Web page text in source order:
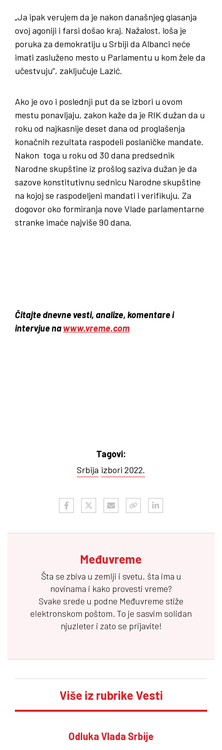
„Ja ipak verujem da je nakon današnjeg glasanja
ovoj agoniji i farsi došao kraj. Nažalost, loša je
poruka za demokratiju u Srbiji da Albanci neće
imati zasluženo mesto u Parlamentu u kom žele da
učestvuju“, zaključuje Lazić.
Ako je ovo i poslednji put da se izbori u ovom
mestu ponavljaju, zakon kaže da je RIK dužan da u
roku od najkasnije deset dana od proglašenja
konačnih rezultata raspodeli poslaničke mandate.
Nakon toga u roku od 30 dana predsednik
Narodne skupštine iz prošlog saziva dužan je da
sazove konstitutivnu sednicu Narodne skupštine
na kojoj se raspodeljeni mandati i verifikuju. Za
dogovor oko formiranja nove Vlade parlamentarne
stranke imaće najviše 90 dana.
Čitajte dnevne vesti, analize, komentare i
intervjue nawww.vreme.com
Tagovi:
Srbija izbori 2022.
Međuvreme
Šta se zbiva u zemlji i svetu, šta ima u
novinama i kako provesti vreme?
Svake srede u podne Međuvreme stiže
elektronskom poštom. To je sasvim solidan
njuzleter i zato se prijavite!
Više iz rubrike Vesti
Odluka Vlada Srbije